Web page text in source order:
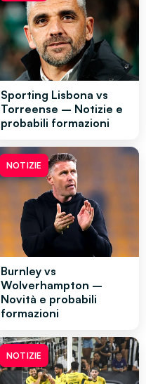
Sporting Lisbona vs
Torreense – Notizie e
probabili formazioni
NOTIZIE
Burnley vs
Wolverhampton –
Novità e probabili
formazioni
NOTIZIE